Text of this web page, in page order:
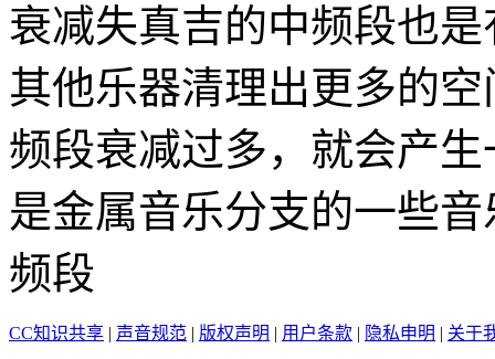
衰减失真吉的中频段也
其他乐器清理出更多的
频段衰减过多，就会产
是金属音乐分支的一些
频段
CC知识共享 | 声音规范 | 版权声明 | 用户条款 | 隐私申明 | 关于